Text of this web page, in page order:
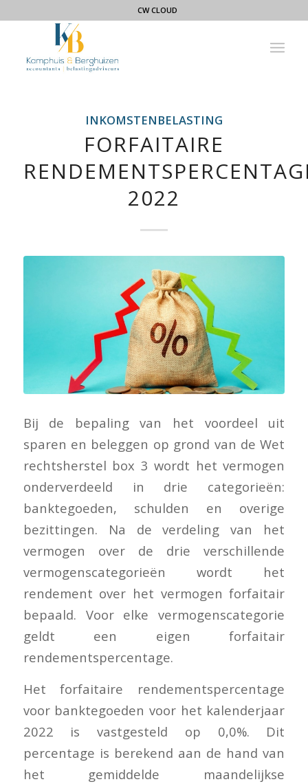
CW CLOUD
INKOMSTENBELASTING
FORFAITAIRE
2022
Bij de bepaling van het voordeel uit
sparen en beleggen op grond van de Wet
rechtsherstel box 3 wordt het vermogen
onderverdeeld in drie categorieën:
banktegoeden, schulden en overige
bezittingen. Na de verdeling van het
vermogen over de drie verschillende
vermogenscategorieën wordt het
rendement over het vermogen forfaitair
bepaald. Voor elke vermogenscategorie
geldt een eigen forfaitair
rendementspercentage.
Het forfaitaire rendementspercentage
voor banktegoeden voor het kalenderjaar
2022 is vastgesteld op 0,0%. Dit
percentage is berekend aan de hand van
het gemiddelde maandelijkse